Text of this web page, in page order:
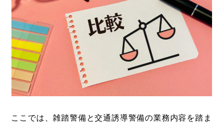
ここでは、雑踏警備と交通誘導警備の業務内容を踏ま